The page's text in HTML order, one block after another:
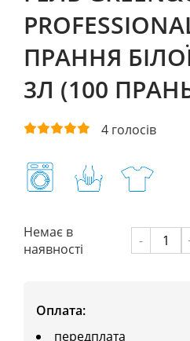
ПРАННЯ
3Л (100
4 голосів
Немає в
наявності
-
Оплата:
передплата